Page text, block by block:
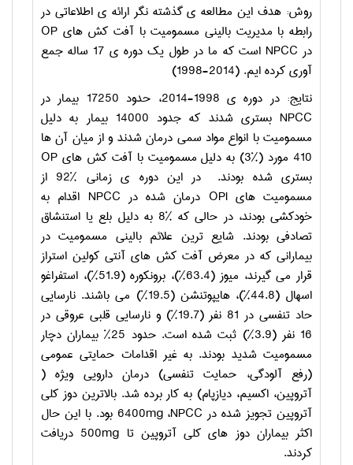
روش: هدف این مطالعه ی گذشته نگر ارائه ی اطلاعاتی در
رابطه با مدیریت بالینی مسمومیت با آفت کش های OP
در NPCC
است که ما در طول یک دوره ی 17 ساله جمع
آوری کرده ایم. (1998-2014)
نتایج: در دوره ی 1998-2014، حدود 17250 بیمار در
NPCC
بستری شدند که جدود 14000 بیمار به دلیل
مسمومیت با انواع مواد سمی درمان شدند و از میان آن ها
410 مورد
(3%) به دلیل مسمومیت با آفت کش های OP
بستری شده بودند.
در این دوره ی زمانی 92% از
مسمومیت هایOPI درمان شده در NPCC اقدام به
خودکشی بودند، در حالی که 8% به دلیل بلع یا استنشاق
تصادفی بودند. شایع ترین علائم بالینی مسمومیت در
بیمارانی که در معرض آفت کش های آنتی کولین استراز
قرار می گیرند، میوز (63.4%)، برونکوره (51.9%)، استفراغو
اسهال (44.8%)، هایپوتنشن (19.5%) می باشند. نارسایی
حاد تنفسی در 81 نفر (19.7%) و نارسایی قلبی عروقی در
16 نفر (3.9%) ثبت شده است. حدود 25% بیماران دچار
مسمومیت شدید بودند. به غیر اقدامات حمایتی عمومی
(رفع آلودگی، حمایت تنفسی) درمان دارویی ویژه (
آتروپین، اکسیم، دیازپام) به کار برده شد. بالاترین دوز کلی
آتروپین تجویز شده در NPCC،6400mg بود. با این حال
اکثر بیماران دوز های کلی آتروپین تا 500mg دریافت
کردند.